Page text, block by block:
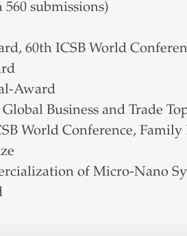
submissions)
60th ICSB World
Award
Business and Trade
World Conference, Family
of Micro-Nano